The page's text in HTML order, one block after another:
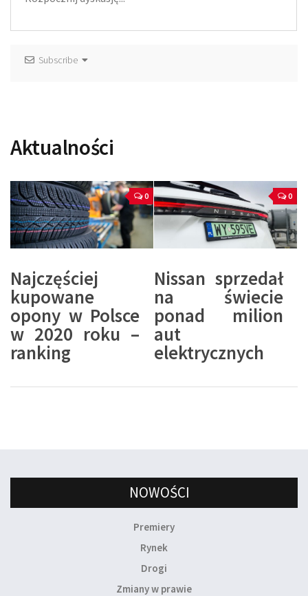
Subscribe
Aktualności
0
Najczęściej
kupowane
opony w Polsce
w 2020 roku –
ranking
0
Nissan sprzedał
na świecie
ponad milion
aut
elektrycznych
NOWOŚCI
Premiery
Rynek
Drogi
Zmiany w prawie